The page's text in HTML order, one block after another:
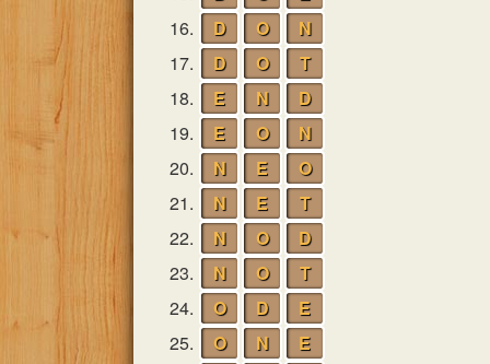
16.
D O
N
17.
D O
T
18.
E N
D
19.
E O
N
20.
N E
O
21.
N E
T
22.
N O
D
23.
N O
T
24.
O D
E
25.
O N
E